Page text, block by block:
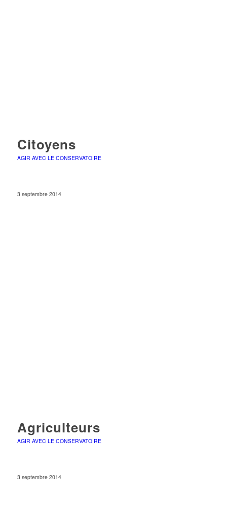
Citoyens
AGIR AVEC LE CONSERVATOIRE
3 septembre 2014
Agriculteurs
AGIR AVEC LE CONSERVATOIRE
3 septembre 2014